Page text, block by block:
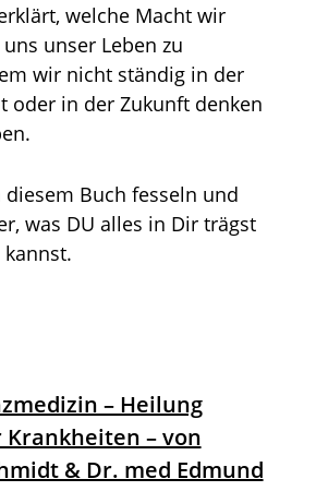
welche Macht wir
unser Leben zu
wir nicht ständig in der
oder in der Zukunft denken
diesem Buch fesseln und
was DU alles in Dir trägst
– Heilung
– von
& Dr. med Edmund